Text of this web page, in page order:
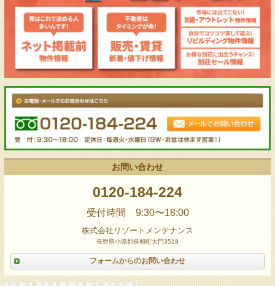
お問い合わせ
0120-184-224
受付時間 9:30〜18:00
株式会社リゾートメンテナンス
長野県小県郡長和町大門3518
フォームからのお問い合わせ